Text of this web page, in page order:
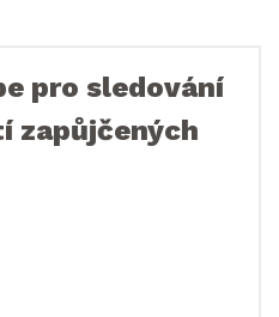
pro sledování
zapůjčených